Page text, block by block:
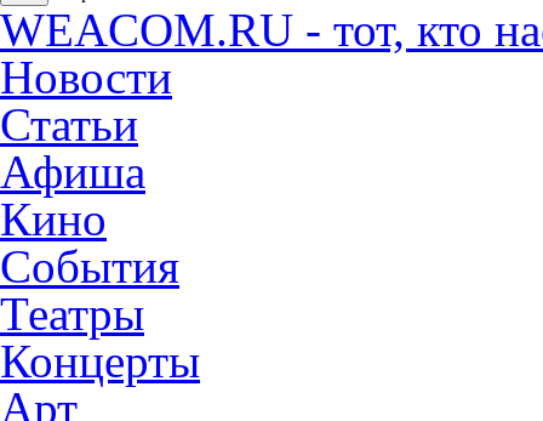
WEACOM.RU - тот, кто
Новости
Статьи
Афиша
Кино
События
Театры
Концерты
Арт